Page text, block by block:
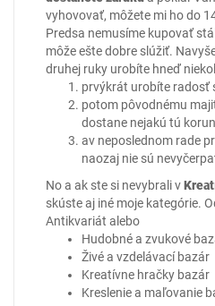
vyhovovať, môžete mi ho do
Predsa nemusíme kupovať
môže ešte dobre slúžiť.
druhej ruky urobíte hneď
prvýkrát urobíte radosť
potom pôvodnému
dostane nejakú tú
av neposlednom rade
naozaj nie sú
No a ak ste si nevybrali v
skúste aj iné moje kategórie.
Antikvariát alebo
Hudobné a zvukové
Živé a vzdelávací bazár
Kreatívne hračky bazár
Kreslenie a maľovanie